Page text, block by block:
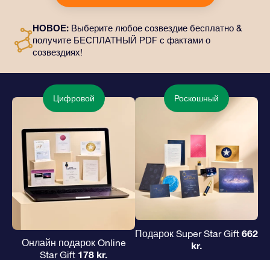
персонализированные документы, которые будут
цифровые материалы и возможность бесплатно
пользоваться нашими приложениями. Это
волшебный и вечный подарок друзьям и любимым.
НОВОЕ: Выберите любое созвездие бесплатно &
получите БЕСПЛАТНЫЙ PDF с фактами о
созвездиях!
Цифровой
Онлайн подарок Online
Star Gift 178 kr.
Роскошный
Подарок Super Star Gift 662
kr.